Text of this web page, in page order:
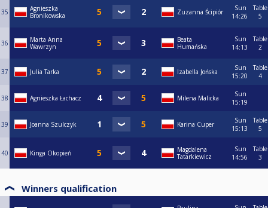
35
Agnieszka
Bronikowska
Zuzanna Ścipiór
Sun
14:26
Table
5
36
Marta Anna
Wawrzyn
Beata
Humańska
Sun
14:13
Table
2
37 Julia Tarka Izabella Jońska
Sun
15:20
Table
4
38 Agnieszka Łachacz Milena Malicka
Sun
15:19
39 Joanna Szulczyk Karina Cuper
Sun
15:13
Table
5
40 Kinga Okopień
Magdalena
Tatarkiewicz
Sun
14:56
Table
3
Winners qualification